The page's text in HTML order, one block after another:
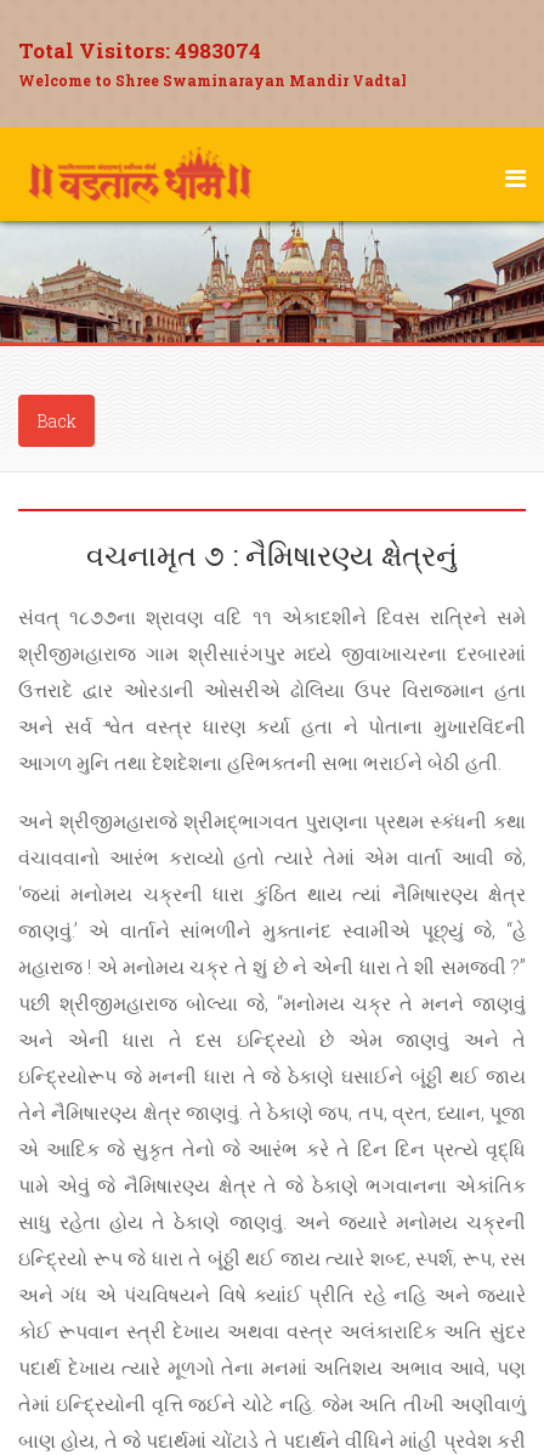
Total Visitors:4983074
Welcome to Shree Swaminarayan Mandir Vadtal
Back
વચનામૃત ૭ : નૈમિષારણ્ય ક્ષેત્રનું
સંવત્ ૧૮૭૭ના શ્રાવણ વદિ ૧૧ એકાદશીને દિવસ રાત્રિને સમે
શ્રીજીમહારાજ ગામ શ્રીસારંગપુર મધ્યે જીવાખાચરના દરબારમાં
ઉત્તરાદે દ્વાર ઓરડાની ઓસરીએ ઢોલિયા ઉપર વિરાજમાન હતા
અને સર્વ શ્વેત વસ્ત્ર ધારણ કર્યા હતા ને પોતાના મુખારવિંદની
આગળ મુનિ તથા દેશદેશના હરિભક્તની સભા ભરાઈને બેઠી હતી.
અને શ્રીજીમહારાજે શ્રીમદ્‌ભાગવત પુરાણના પ્રથમ સ્કંધની કથા
વંચાવવાનો આરંભ કરાવ્યો હતો ત્યારે તેમાં એમ વાર્તા આવી જે,
‘જ્યાં મનોમય ચક્રની ધારા કુંઠિત થાય ત્યાં નૈમિષારણ્ય ક્ષેત્ર
જાણવું.’ એ વાર્તાને સાંભળીને મુક્તાનંદ સ્વામીએ પૂછ્યું જે, “હે
મહારાજ ! એ મનોમય ચક્ર તે શું છે ને એની ધારા તે શી સમજવી ?”
પછી શ્રીજીમહારાજ બોલ્યા જે, “મનોમય ચક્ર તે મનને જાણવું
અને એની ધારા તે દસ ઇન્દ્રિયો છે એમ જાણવું અને તે
ઇન્દ્રિયોરૂપ જે મનની ધારા તે જે ઠેકાણે ઘસાઈને બૂંઠ્ઠી થઈ જાય
તેને નૈમિષારણ્ય ક્ષેત્ર જાણવું. તે ઠેકાણે જપ, તપ, વ્રત, ધ્યાન, પૂજા
એ આદિક જે સુકૃત તેનો જે આરંભ કરે તે દિન દિન પ્રત્યે વૃદ્ધિ
પામે એવું જે નૈમિષારણ્ય ક્ષેત્ર તે જે ઠેકાણે ભગવાનના એકાંતિક
સાધુ રહેતા હોય તે ઠેકાણે જાણવું. અને જ્યારે મનોમય ચક્રની
ઇન્દ્રિયો રૂપ જે ધારા તે બૂંઠ્ઠી થઈ જાય ત્યારે શબ્દ, સ્પર્શ, રૂપ, રસ
અને ગંધ એ પંચવિષયને વિષે ક્યાંઈ પ્રીતિ રહે નહિ અને જ્યારે
કોઈ રૂપવાન સ્ત્રી દેખાય અથવા વસ્ત્ર અલંકારાદિક અતિ સુંદર
પદાર્થ દેખાય ત્યારે મૂળગો તેના મનમાં અતિશય અભાવ આવે, પણ
તેમાં ઇન્દ્રિયોની વૃત્તિ જઈને ચોટે નહિ. જેમ અતિ તીખી અણીવાળું
બાણ હોય, તે જે પદાર્થમાં ચોંટાડે તે પદાર્થને વીંધિને માંહી પ્રવેશ કરી